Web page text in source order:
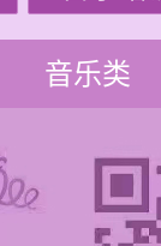
音乐类